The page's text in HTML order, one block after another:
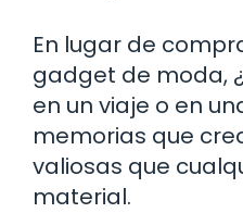
En lugar de
gadget de moda,
en un viaje o en
memorias que
valiosas que
material.